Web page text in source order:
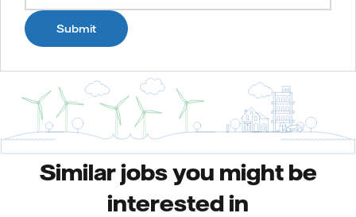
Submit
Similar jobs you might be
interested in